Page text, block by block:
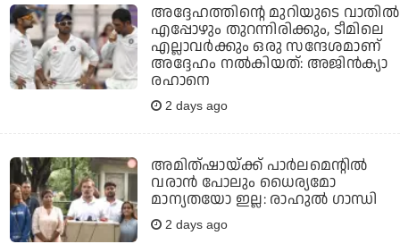
അദ്ദേഹത്തിന്റെ മുറിയുടെ വാതില്‍
എപ്പോഴും തുറന്നിരിക്കും, ടീമിലെ
എല്ലാവര്‍ക്കും ഒരു സന്ദേശമാണ്
അദ്ദേഹം നല്‍കിയത്: അജിന്‍ക്യാ
രഹാനെ
2 days ago
അമിത്ഷായ്ക്ക് പാര്‍ലമെന്റില്‍
വരാന്‍ പോലും ധൈര്യമോ
മാന്യതയോ ഇല്ല: രാഹുല്‍ ഗാന്ധി
2 days ago